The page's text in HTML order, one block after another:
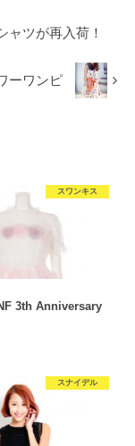
ャツが再入荷！
ーワンピ
スワンキス
3th Anniversary
スナイデル